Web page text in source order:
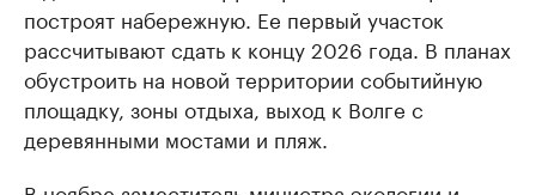
построят набережную. Ее первый участок
рассчитывают сдать к концу 2026 года. В планах
обустроить на новой территории событийную
площадку, зоны отдыха, выход к Волге с
деревянными мостами и пляж.